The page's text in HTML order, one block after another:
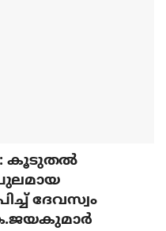
കൂടുതല്‍
ദേവസ്വം